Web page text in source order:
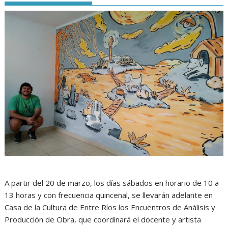
A partir del 20 de marzo, los días sábados en horario de 10 a
13 horas y con frecuencia quincenal, se llevarán adelante en
Casa de la Cultura de Entre Ríos los Encuentros de Análisis y
Producción de Obra, que coordinará el docente y artista